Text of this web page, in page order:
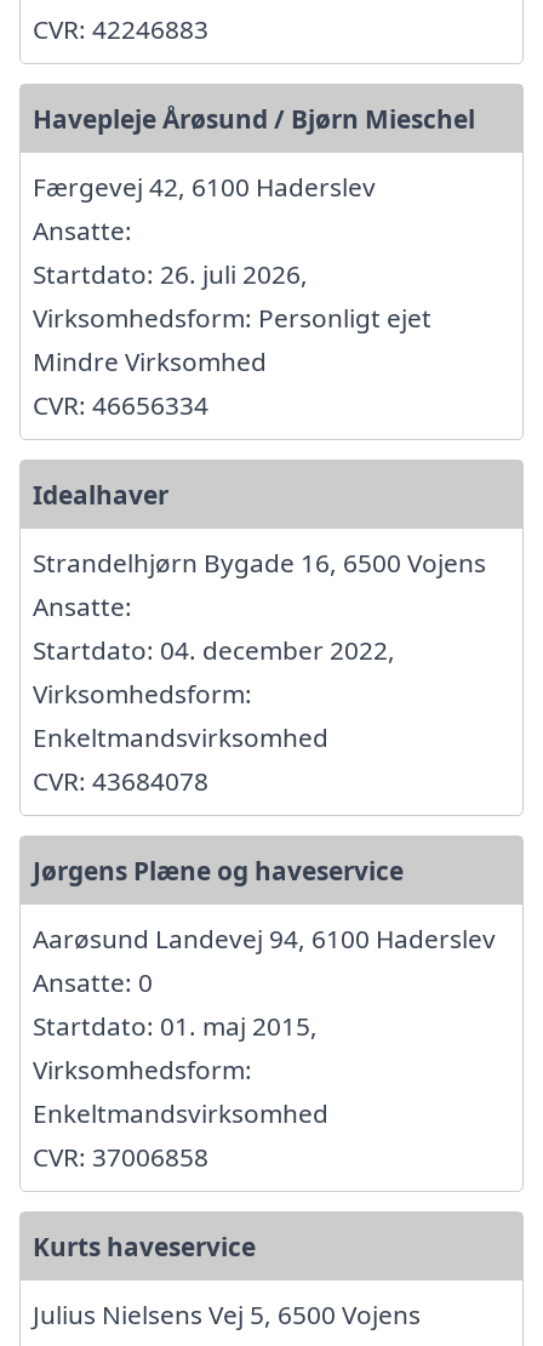
CVR: 42246883
Havepleje Årøsund / Bjørn Mieschel
Færgevej 42, 6100 Haderslev
Ansatte:
Startdato: 26. juli 2026,
Virksomhedsform: Personligt ejet
Mindre Virksomhed
CVR: 46656334
Idealhaver
Strandelhjørn Bygade 16, 6500 Vojens
Ansatte:
Startdato: 04. december 2022,
Virksomhedsform:
Enkeltmandsvirksomhed
CVR: 43684078
Jørgens Plæne og haveservice
Aarøsund Landevej 94, 6100 Haderslev
Ansatte: 0
Startdato: 01. maj 2015,
Virksomhedsform:
Enkeltmandsvirksomhed
CVR: 37006858
Kurts haveservice
Julius Nielsens Vej 5, 6500 Vojens